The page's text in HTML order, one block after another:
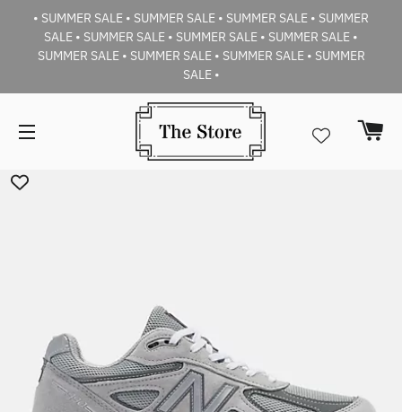
• SUMMER SALE • SUMMER SALE • SUMMER SALE • SUMMER
SALE • SUMMER SALE • SUMMER SALE • SUMMER SALE •
SUMMER SALE • SUMMER SALE • SUMMER SALE • SUMMER
SALE •
Navigazione del sito